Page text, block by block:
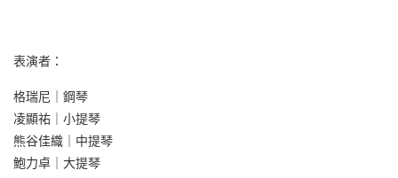
表演者：
格瑞尼｜鋼琴
凌顯祐｜小提琴
熊谷佳織｜中提琴
鮑力卓｜大提琴